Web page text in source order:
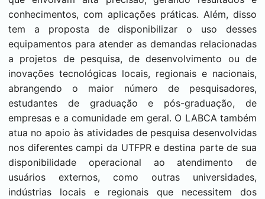
conhecimentos, com aplicações práticas. Além, disso
tem a proposta de disponibilizar o uso desses
equipamentos para atender as demandas relacionadas
a projetos de pesquisa, de desenvolvimento ou de
inovações tecnológicas locais, regionais e nacionais,
abrangendo o maior número de pesquisadores,
estudantes de graduação e pós-graduação, de
empresas e a comunidade em geral. O LABCA também
atua no apoio às atividades de pesquisa desenvolvidas
nos diferentes campi da UTFPR e destina parte de sua
disponibilidade operacional ao atendimento de
usuários externos, como outras universidades,
indústrias locais e regionais que necessitem dos